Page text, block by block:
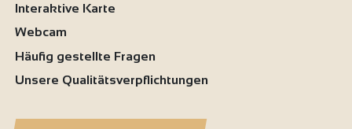
Interaktive Karte
Webcam
Häufig gestellte Fragen
Unsere Qualitätsverpflichtungen